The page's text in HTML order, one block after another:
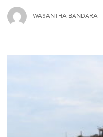
WASANTHA BANDARA